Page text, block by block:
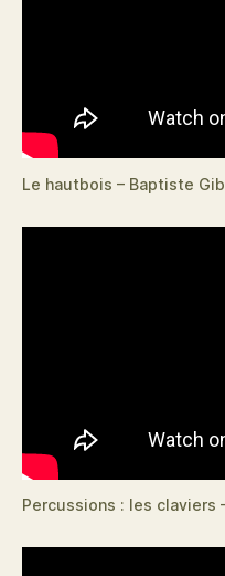
Le hautbois – Baptiste
Percussions : les claviers